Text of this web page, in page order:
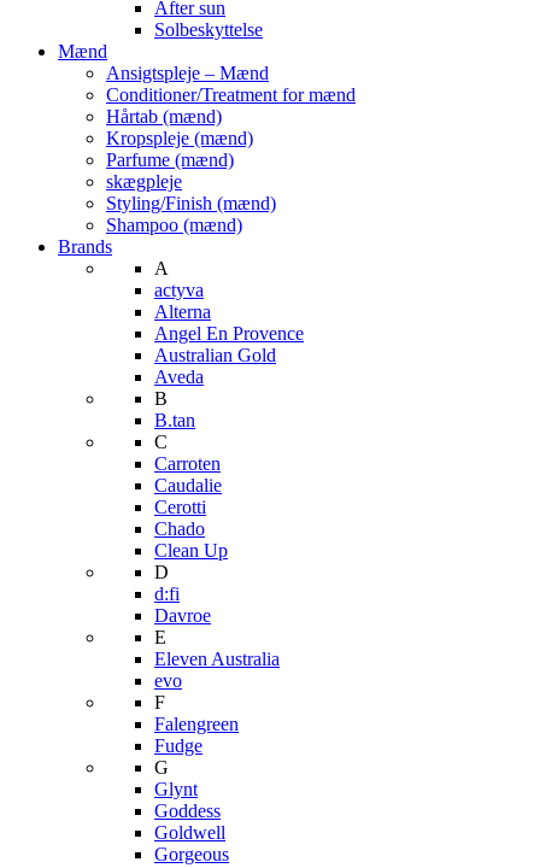
After sun
Solbeskyttelse
Mænd
Ansigtspleje – Mænd
Conditioner/Treatment for mænd
Hårtab (mænd)
Kropspleje (mænd)
Parfume (mænd)
skægpleje
Styling/Finish (mænd)
Shampoo (mænd)
Brands
A
actyva
Alterna
Angel En Provence
Australian Gold
Aveda
B
B.tan
C
Carroten
Caudalie
Cerotti
Chado
Clean Up
D
d:fi
Davroe
E
Eleven Australia
evo
F
Falengreen
Fudge
G
Glynt
Goddess
Goldwell
Gorgeous